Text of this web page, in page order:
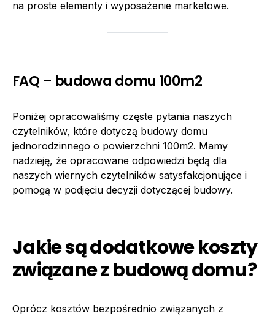
na proste elementy i wyposażenie marketowe.
FAQ – budowa domu 100m2
Poniżej opracowaliśmy częste pytania naszych
czytelników, które dotyczą budowy domu
jednorodzinnego o powierzchni 100m2. Mamy
nadzieję, że opracowane odpowiedzi będą dla
naszych wiernych czytelników satysfakcjonujące i
pomogą w podjęciu decyzji dotyczącej budowy.
Jakie są dodatkowe koszty
związane z budową domu?
Oprócz kosztów bezpośrednio związanych z